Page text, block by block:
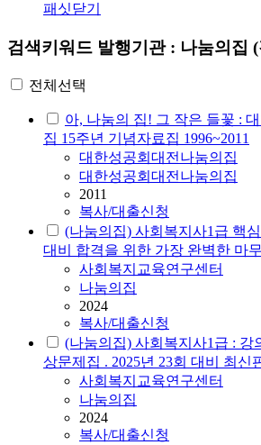
패싯닫기
검색키워드 발행기관 : 나눔의집
전체선택
아, 나눔의 집! 그 작은 들꽃 :
집 15주년 기념자료집 1996~2011
대한성공회대전나눔의집
대한성공회대전나눔의집
2011
복사/대출신청
(나눔의집) 사회복지사1급 핵
대비 합격을 위한 가장 완벽한 마
사회복지교육연구센터
나눔의집
2024
복사/대출신청
(나눔의집) 사회복지사1급 : 강
상문제집 . 2025년 23회 대비 최신
사회복지교육연구센터
나눔의집
2024
복사/대출신청